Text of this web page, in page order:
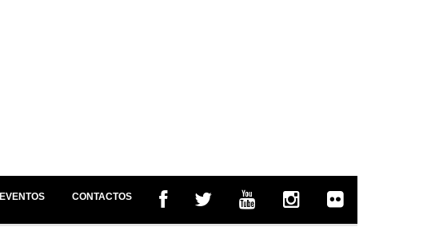
EVENTOS CONTACTOS